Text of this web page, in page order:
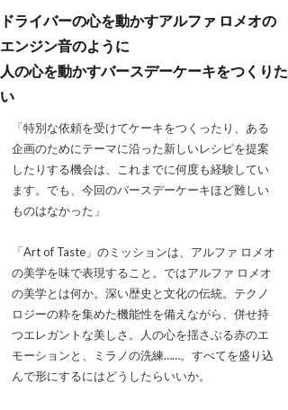
ドライバーの心を動かすアルファ ロメオの
エンジン音のように
人の心を動かすバースデーケーキをつくりた
い
「特別な依頼を受けてケーキをつくったり、ある
企画のためにテーマに沿った新しいレシピを提案
したりする機会は、これまでに何度も経験してい
ます。でも、今回のバースデーケーキほど難しい
ものはなかった」
「Art of Taste」のミッションは、アルファ ロメオ
の美学を味で表現すること。ではアルファ ロメオ
の美学とは何か。深い歴史と文化の伝統。テクノ
ロジーの粋を集めた機能性を備えながら、併せ持
つエレガントな美しさ。人の心を揺さぶる赤のエ
モーションと、ミラノの洗練……。すべてを盛り込
んで形にするにはどうしたらいいか。